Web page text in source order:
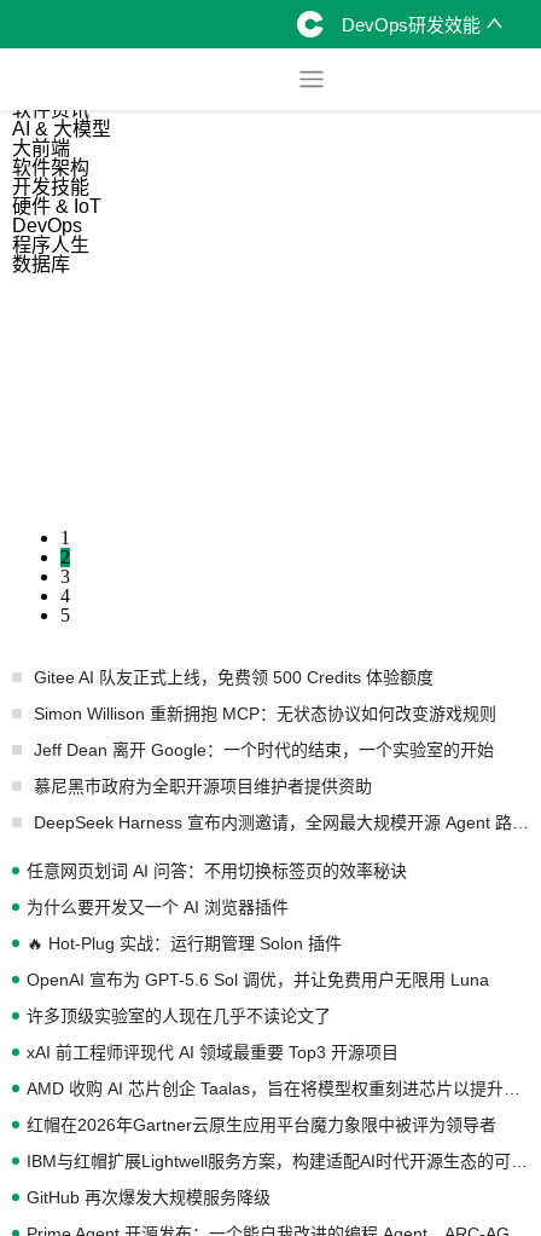
DevOps研发效能
软件资讯
AI & 大模型
大前端
软件架构
开发技能
硬件 & IoT
DevOps
程序人生
数据库
1
2
3
4
5
Gitee AI 队友正式上线，免费领 500 Credits 体验额度
Simon Willison 重新拥抱 MCP：无状态协议如何改变游戏规则
Jeff Dean 离开 Google：一个时代的结束，一个实验室的开始
慕尼黑市政府为全职开源项目维护者提供资助
任意网页划词 AI 问答：不用切换标签页的效率秘诀
为什么要开发又一个 AI 浏览器插件
🔥 Hot-Plug 实战：运行期管理 Solon 插件
OpenAI 宣布为 GPT-5.6 Sol 调优，并让免费用户无限用 Luna
许多顶级实验室的人现在几乎不读论文了
xAI 前工程师评现代 AI 领域最重要 Top3 开源项目
红帽在2026年Gartner云原生应用平台魔力象限中被评为领导者
GitHub 再次爆发大规模服务降级